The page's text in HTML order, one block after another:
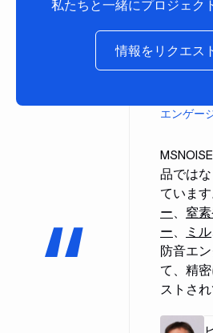
私たちと一緒にプロジェク
情報
情報をリクエス
エンゲー
品では
ています
ー、 窒
ー、 ミル
防音エ
て、精
ストされ